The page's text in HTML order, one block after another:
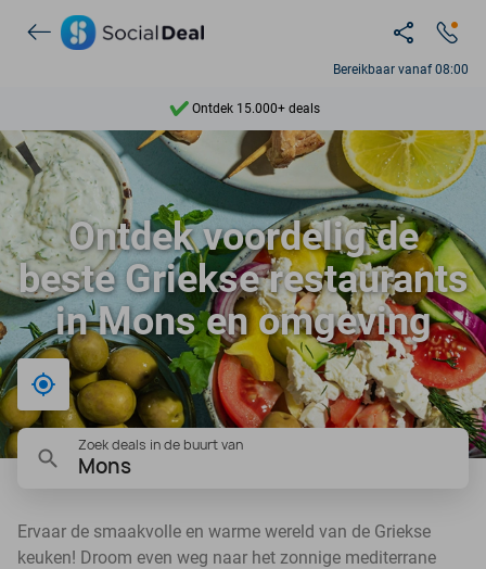
Bereikbaar vanaf 08:00
Ontdek 15.000+ deals
7 dagen per week beschikbaar
10+ miljoen leden
9,4
Ontdek 15.000+ deals
Ontdek voordelig de
beste Griekse restaurants
in Mons en omgeving
Bij mij in de buurt
Zoek deals in de buurt van
Mons
Ervaar de smaakvolle en warme wereld van de Griekse
keuken! Droom even weg naar het zonnige mediterrane